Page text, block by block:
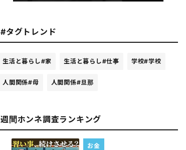
#タグトレンド
生活と暮らし#家 生活と暮らし#仕事 学校#学校
人間関係#母 人間関係#旦那
週間ホンネ調査ランキング
お金